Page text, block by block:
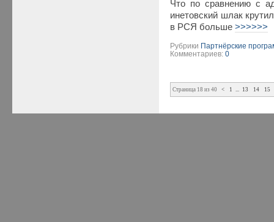
Что по сравнению с
инетовский шлак
в РСЯ больше>>>>>>
Рубрики Партнёрские
Комментариев:0
Страница 18 из 40 < 1 13 14 15